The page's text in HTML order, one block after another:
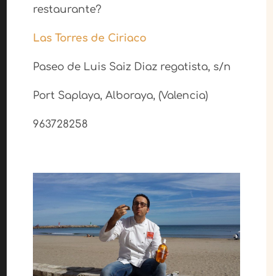
restaurante?
Las Torres de Ciriaco
Paseo de Luis Saiz Diaz regatista, s/n
Port Saplaya, Alboraya, (Valencia)
963728258